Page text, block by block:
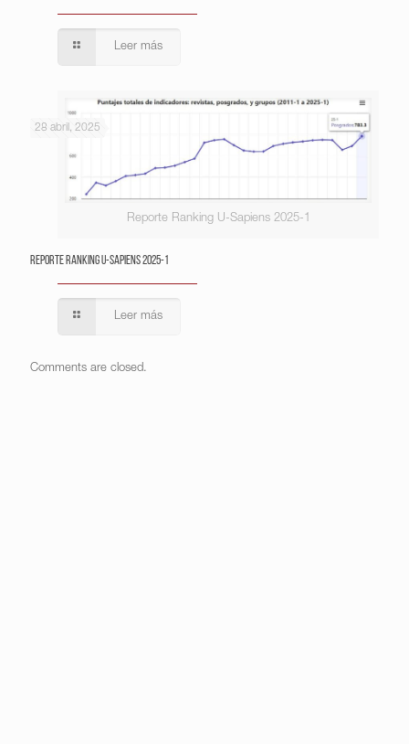
Leer más
Reporte Ranking U-Sapiens 2025-1
28 abril, 2025
Reporte Ranking U-Sapiens 2025-1
Leer más
Comments are closed.